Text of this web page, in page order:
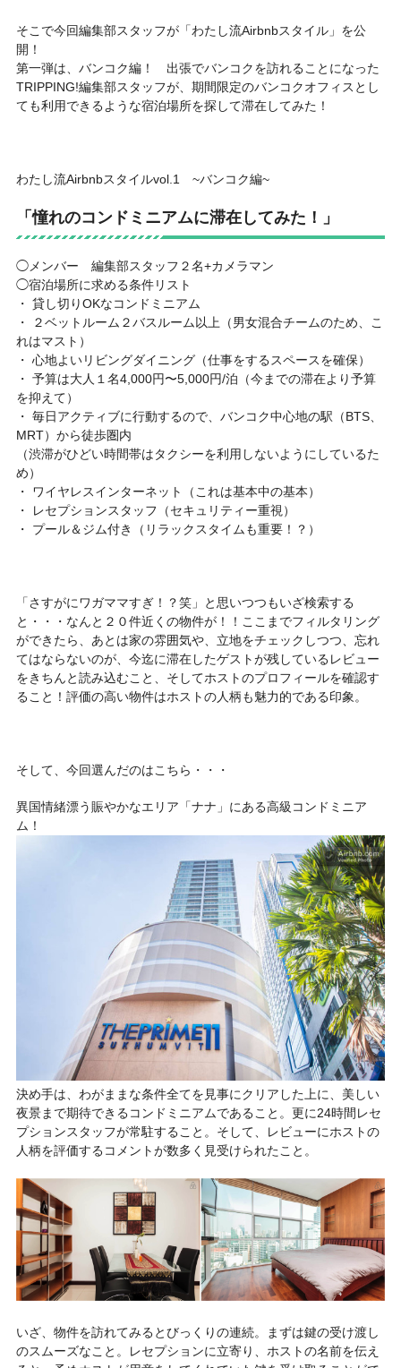
そこで今回編集部スタッフが「わたし流Airbnbスタイル」を公
開！
第一弾は、バンコク編！ 出張でバンコクを訪れることになった
TRIPPING!編集部スタッフが、期間限定のバンコクオフィスとし
ても利用できるような宿泊場所を探して滞在してみた！
わたし流Airbnbスタイルvol.1 ~バンコク編~
「憧れのコンドミニアムに滞在してみた！」
◯メンバー 編集部スタッフ２名+カメラマン
◯宿泊場所に求める条件リスト
・ 貸し切りOKなコンドミニアム
・ ２ベットルーム２バスルーム以上（男女混合チームのため、こ
れはマスト）
・ 心地よいリビングダイニング（仕事をするスペースを確保）
・ 予算は大人１名4,000円〜5,000円/泊（今までの滞在より予算
を抑えて）
・ 毎日アクティブに行動するので、バンコク中心地の駅（BTS、
MRT）から徒歩圏内
（渋滞がひどい時間帯はタクシーを利用しないようにしているた
め）
・ ワイヤレスインターネット（これは基本中の基本）
・ レセプションスタッフ（セキュリティー重視）
・ プール＆ジム付き（リラックスタイムも重要！？）
「さすがにワガママすぎ！？笑」と思いつつもいざ検索する
と・・・なんと２０件近くの物件が！！ここまでフィルタリング
ができたら、あとは家の雰囲気や、立地をチェックしつつ、忘れ
てはならないのが、今迄に滞在したゲストが残しているレビュー
をきちんと読み込むこと、そしてホストのプロフィールを確認す
ること！評価の高い物件はホストの人柄も魅力的である印象。
そして、今回選んだのはこちら・・・
異国情緒漂う賑やかなエリア「ナナ」にある高級コンドミニア
ム！
決め手は、わがままな条件全てを見事にクリアした上に、美しい
夜景まで期待できるコンドミニアムであること。更に24時間レセ
プションスタッフが常駐すること。そして、レビューにホストの
人柄を評価するコメントが数多く見受けられたこと。
いざ、物件を訪れてみるとびっくりの連続。まずは鍵の受け渡し
のスムーズなこと。レセプションに立寄り、ホストの名前を伝え